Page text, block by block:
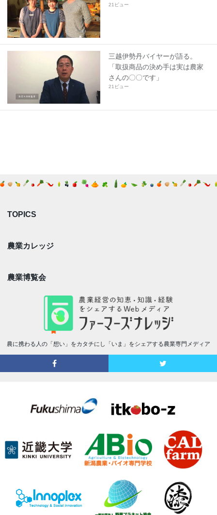
21ビュー
三越伊勢丹バイヤーが語る。
「取扱商品の決め手は実は農家
さんの〇〇です」
21ビュー
TOPICS
農業カレッジ
農業博覧会
農に携わる人の「想い」をカタチにし「いま」をシェアする農業専門メディア